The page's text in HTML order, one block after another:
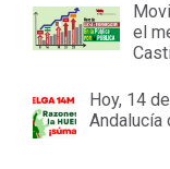
el
Hoy, 14
Andalucía